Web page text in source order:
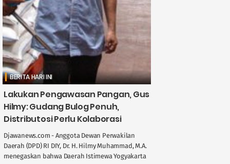
BERITA HARI INI
Lakukan Pengawasan Pangan, Gus
Hilmy: Gudang Bulog Penuh,
Distributosi Perlu Kolaborasi
Djawanews.com - Anggota Dewan Perwakilan
Daerah (DPD) RI DIY, Dr. H. Hilmy Muhammad, M.A.
menegaskan bahwa Daerah Istimewa Yogyakarta